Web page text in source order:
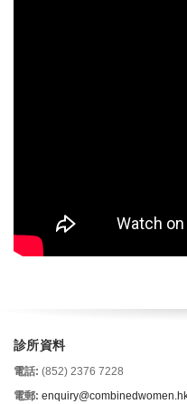
診所資料
電話: (852) 2376 7228
電郵: